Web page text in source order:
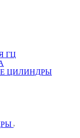
ГЦ
ЦИЛИНДРЫ